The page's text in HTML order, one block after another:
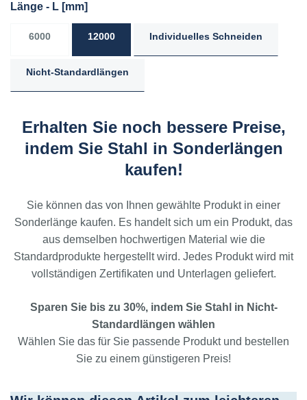
Länge - L [mm]
6000 12000 Individuelles Schneiden
Nicht-Standardlängen
Erhalten Sie noch bessere Preise,
indem Sie Stahl in Sonderlängen
kaufen!
Sie können das von Ihnen gewählte Produkt in einer
Sonderlänge kaufen. Es handelt sich um ein Produkt, das
aus demselben hochwertigen Material wie die
Standardprodukte hergestellt wird. Jedes Produkt wird mit
vollständigen Zertifikaten und Unterlagen geliefert.
Sparen Sie bis zu 30%, indem Sie Stahl in Nicht-
Standardlängen wählen
Wählen Sie das für Sie passende Produkt und bestellen
Sie zu einem günstigeren Preis!